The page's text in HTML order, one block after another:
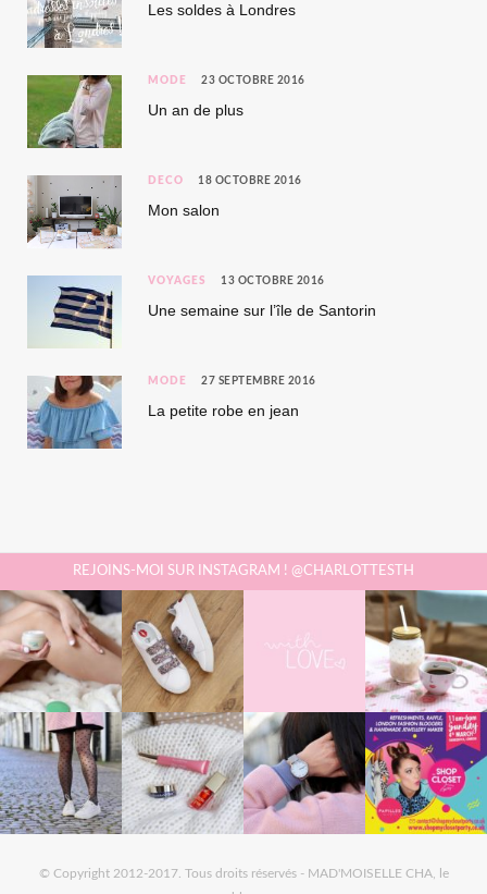
Les soldes à Londres
MODE 23 OCTOBRE 2016
Un an de plus
DÉCO 18 OCTOBRE 2016
Mon salon
VOYAGES 13 OCTOBRE 2016
Une semaine sur l’île de Santorin
MODE 27 SEPTEMBRE 2016
La petite robe en jean
REJOINS-MOI SUR INSTAGRAM ! @CHARLOTTESTH
© Copyright 2012-2017. Tous droits réservés - MAD'MOISELLE CHA, le